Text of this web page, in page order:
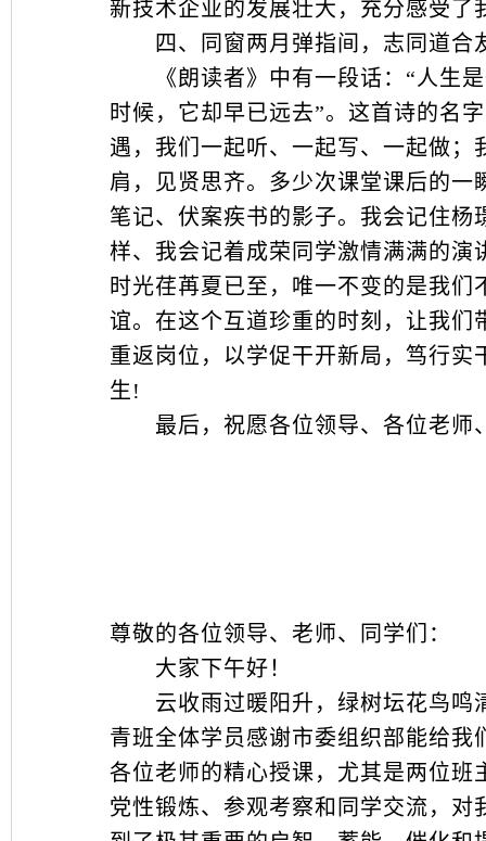
新技术企业的发展壮大，充分感受
四、同窗两月弹指间，志同道合
《朗读者》中有一段话：“人生是
时候，它却早已远去”。这首诗的名
遇，我们一起听、一起写、一起做
肩，见贤思齐。多少次课堂课后的
笔记、伏案疾书的影子。我会记住
样、我会记着成荣同学激情满满的
时光荏苒夏已至，唯一不变的是我
谊。在这个互道珍重的时刻，让我
重返岗位，以学促干开新局，笃行
生!
最后，祝愿各位领导、各位老师
尊敬的各位领导、老师、同学们：
大家下午好！
云收雨过暖阳升，绿树坛花鸟鸣
青班全体学员感谢市委组织部能给
各位老师的精心授课，尤其是两位
党性锻炼、参观考察和同学交流，